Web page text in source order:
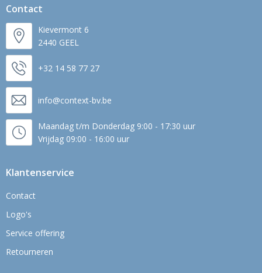
Contact
Kievermont 6
2440 GEEL
+32 14 58 77 27
info@context-bv.be
Maandag t/m Donderdag 9:00 - 17:30 uur
Vrijdag 09:00 - 16:00 uur
Klantenservice
Contact
Logo's
Service offering
Retourneren